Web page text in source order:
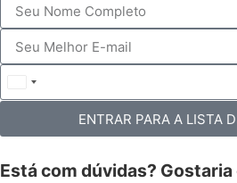
Brazil
ENTRAR PARA A LISTA
Está com dúvidas?